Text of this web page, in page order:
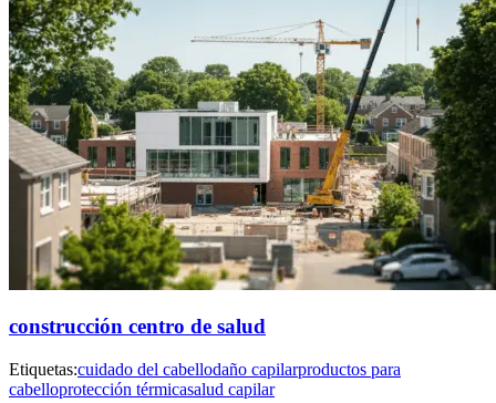
construcción centro de salud
Etiquetas:cuidado del cabellodaño capilarproductos para
cabelloprotección térmicasalud capilar